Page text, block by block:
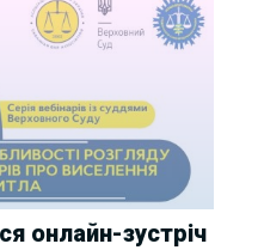
онлайн-зустріч